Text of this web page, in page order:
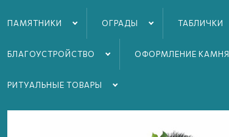
ПАМЯТНИКИ ОГРАДЫ ТАБЛИЧКИ
БЛАГОУСТРОЙСТВO ОФОРМЛЕНИЕ КАМНЯ
РИТУАЛЬНЫЕ ТОВАРЫ